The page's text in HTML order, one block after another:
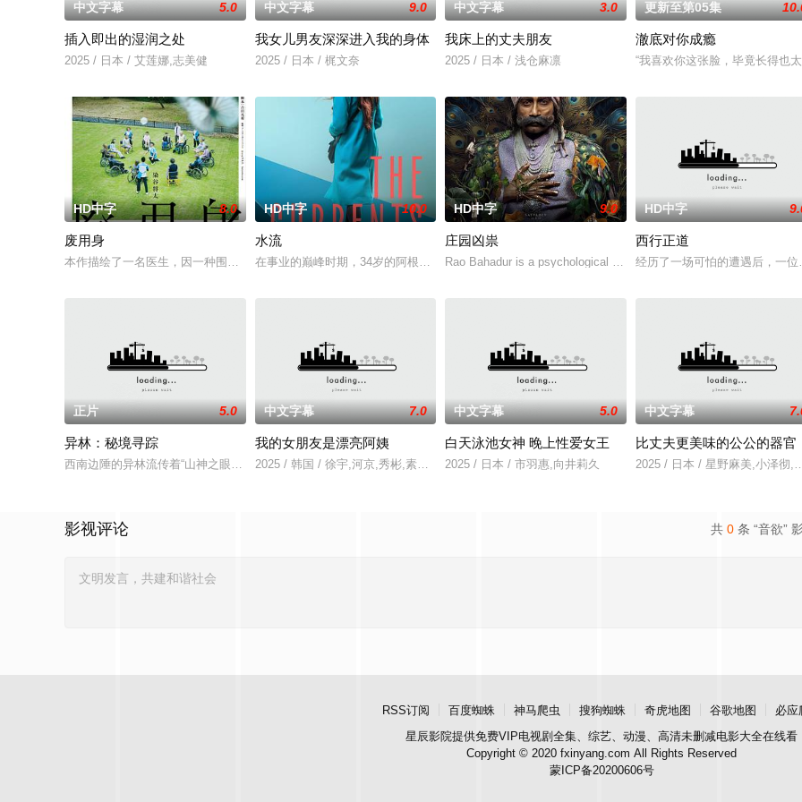
中文字幕 5.0
插入即出的湿润之处
2025 / 日本 / 艾莲娜,志美健
中文字幕 9.0
我女儿男友深深进入我的身体
2025 / 日本 / 梶文奈
中文字幕 3.0
我床上的丈夫朋友
2025 / 日本 / 浅仓麻凛
更新至第05集
澈底对你成瘾
“我喜欢你这张脸，毕竟长得也太
HD中字 8.0
废用身
本作描绘了一名医生，因一种围绕“废用身”——因瘫痪等原因已无恢复可能的四肢——的治
HD中字 10.0
水流
在事业的巅峰时期，34岁的阿根廷造型师丽娜在瑞士的一场颁奖典礼后，被一种突如其来的
HD中字 9.0
庄园凶祟
Rao Bahadur is a psychological drama set
HD中字
西行正道
经历了一场可怕的遭遇后，一位
正片 5.0
异林：秘境寻踪
西南边陲的异林流传着“山神之眼”的恐怖传说，生物系学生苏瑶与同学进山科考，却因遭遇
中文字幕 7.0
我的女朋友是漂亮阿姨
2025 / 韩国 / 徐宇,河京,秀彬,素美,崔敏浩,时宇,金东宇,韩蔚
中文字幕 5.0
白天泳池女神 晚上性爱女王
2025 / 日本 / 市羽惠,向井莉久
中文字幕
比丈夫更美味的公公的器官
2025 / 日本 / 星野麻美,小泽彻,
共 0 条 “音欲”
影视评论
RSS订阅 百度蜘蛛 神马爬虫 搜狗蜘蛛 奇虎地图 谷歌地图
必应
星辰影院提供免费VIP电视剧全集、综艺、动漫、高清未删减电影大全在线看
Copyright © 2020 fxinyang.com All Rights Reserved
蒙ICP备20200606号